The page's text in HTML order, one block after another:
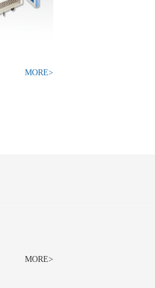
MORE>
MORE>